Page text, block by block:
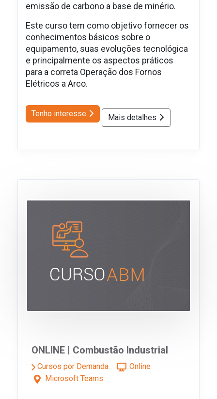
emissão de carbono a base de minério.
Este curso tem como objetivo fornecer os
conhecimentos básicos sobre o
equipamento, suas evoluções tecnológica
e principalmente os aspectos práticos
para a correta Operação dos Fornos
Elétricos a Arco.
Tenho interesse Mais detalhes
ONLINE | Combustão Industrial
Cursos por Demanda
Online
Microsoft Teams